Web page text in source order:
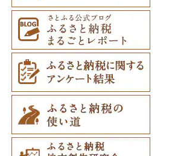
当別町
占冠村
上士幌町
平取町
七飯町
北見市
登別市
訓子府町
涌谷町
東松島市
米沢市
国見町
檜枝岐村
喜多方市
南相馬市
会津若松市
大熊町
浅川町
相馬市
小美玉市
日立市
大子町
鹿嶋市
阿見町
那珂市
筑西市
八千代町
加須市
三郷市
八潮市
越生町
さいたま市
鴻巣市
嵐山町
越谷市
印西市
神崎町
船橋市
千葉市
白井市
成田市
富津市
浦安市
国立市
品川区
福生市
小平市
文京区
大田区
豊島区
西東京市
座間市
二宮町
千曲市
辰野町
茅野市
喬木村
阿智村
小川村
宮田村
飯綱町
岐阜県（県庁）
下呂市
多治見市
垂井町
恵那市
白川町
各務原市
美濃市
清水町
南伊豆町
松崎町
湖西市
磐田市
三島市
静岡県（県庁）
牧之原市
あま市
岩倉市
小牧市
愛西市
長久手市
豊川市
尾張旭市
稲沢市
太子町
岬町
千早赤阪村
東大阪市
摂津市
島本町
高石市
田尻町
芦屋市
神戸市
川西市
三田市
赤穂市
相生市
姫路市
伊丹市
葛城市
三宅町
生駒市
東吉野村
五條市
香芝市
桜井市
橿原市
かつらぎ町
田辺市
北山村
串本町
松山市
西条市
東温市
宇和島市
内子町
大洲市
愛媛県（県庁）
四国中央市
土佐市
津野町
高知県（県庁）
四万十町
大川村
いの町
土佐町
安田町
上毛町
中間市
太宰府市
赤村
須恵町
香春町
飯塚市
志免町
伊万里市
神埼市
有田町
基山町
上峰町
吉野ヶ里町
鹿島市
小城市
対馬市
長崎県（県庁）
佐世保市
南島原市
波佐見町
長崎市
川棚町
島原市
山江村
宇城市
西原村
水上村
高森町
大津町
和水町
長洲町
別府市
中津市
豊後大野市
杵築市
日出町
津久見市
豊後高田市
宇佐市
木城町
川南町
三股町
都城市
椎葉村
日向市
日之影町
新富町
龍郷町
中種子町
出水市
いちき串木野市
徳之島町
湧水町
垂水市
南さつま市
うるま市
嘉手納町
北谷町
宮古島市
八重瀬町
座間味村
糸満市
北中城村